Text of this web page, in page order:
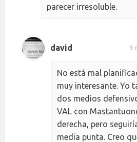
parecer irresoluble.
david 9
No está mal
muy interesante. Yo
dos medios
VAL con
derecha, pero
media punta. Creo